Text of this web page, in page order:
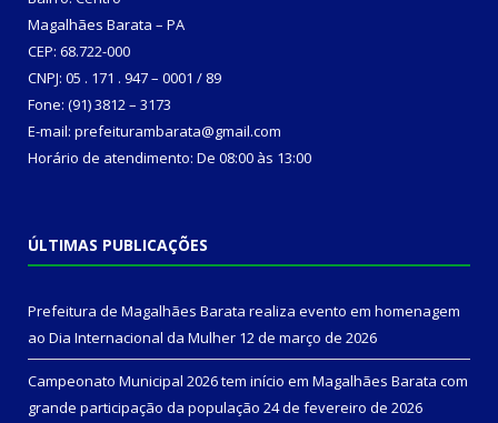
Magalhães Barata – PA
CEP: 68.722-000
CNPJ: 05 . 171 . 947 – 0001 / 89
Fone: (91) 3812 – 3173
E-mail: prefeiturambarata@gmail.com
Horário de atendimento: De 08:00 às 13:00
ÚLTIMAS PUBLICAÇÕES
Prefeitura de Magalhães Barata realiza evento em homenagem
ao Dia Internacional da Mulher 12 de março de 2026
Campeonato Municipal 2026 tem início em Magalhães Barata com
grande participação da população 24 de fevereiro de 2026